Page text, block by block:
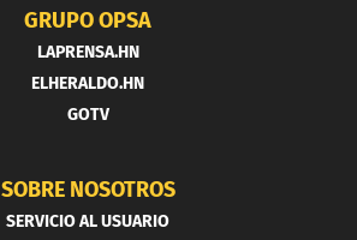
GRUPO OPSA
LAPRENSA.HN
ELHERALDO.HN
GOTV
SOBRE NOSOTROS
SERVICIO AL USUARIO